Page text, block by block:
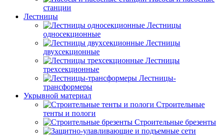
станции
Лестницы
Лестницы
односекционные
Лестницы
двухсекционные
Лестницы
трехсекционные
Лестницы-
трансформеры
Укрывной материал
Строительные
тенты и пологи
Строительные брезенты